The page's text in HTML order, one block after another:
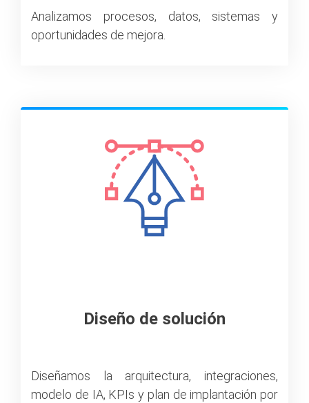
Analizamos procesos, datos, sistemas y
oportunidades de mejora.
Diseño de solución
Diseñamos la arquitectura, integraciones,
modelo de IA, KPIs y plan de implantación por